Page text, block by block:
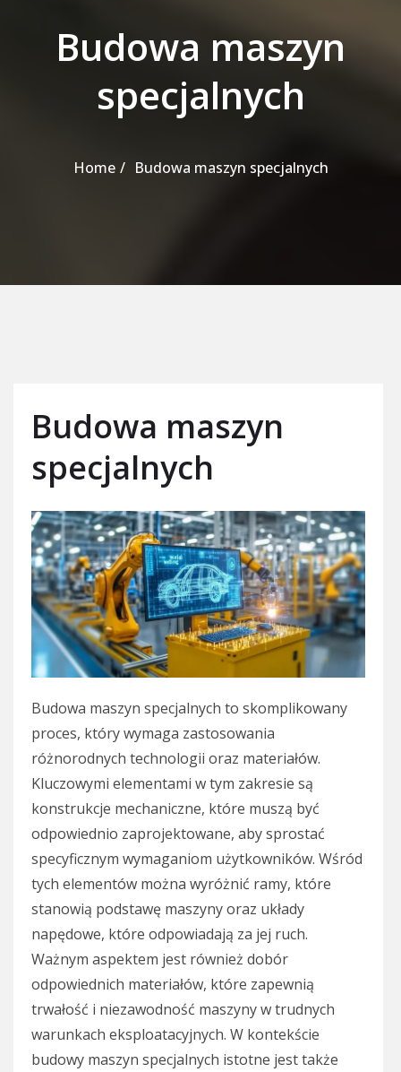
Budowa maszyn
specjalnych
Home Budowa maszyn specjalnych
Budowa maszyn
specjalnych
Budowa maszyn specjalnych to skomplikowany
proces, który wymaga zastosowania
różnorodnych technologii oraz materiałów.
Kluczowymi elementami w tym zakresie są
konstrukcje mechaniczne, które muszą być
odpowiednio zaprojektowane, aby sprostać
specyficznym wymaganiom użytkowników. Wśród
tych elementów można wyróżnić ramy, które
stanowią podstawę maszyny oraz układy
napędowe, które odpowiadają za jej ruch.
Ważnym aspektem jest również dobór
odpowiednich materiałów, które zapewnią
trwałość i niezawodność maszyny w trudnych
warunkach eksploatacyjnych. W kontekście
budowy maszyn specjalnych istotne jest także